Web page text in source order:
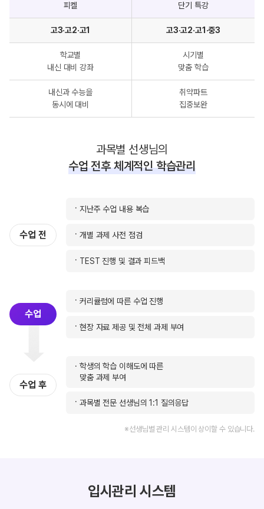
비교
피켈 단기 특강
고3·고2·고1 고3·고2·고1·중3
학교별
내신 대비 강좌
시기별
맞춤 학습
내신과 수능을
동시에 대비
취약파트
집중보완
과목별 선생님의
수업 전후 체계적인 학습관리
수업 전
지난주 수업 내용 복습
개별 과제 사전 점검
TEST 진행 및 결과 피드백
수업
커리큘럼에 따른 수업 진행
현장 자료 제공 및 전체 과제 부여
수업 후
학생의 학습 이해도에 따른
맞춤 과제 부여
과목별 전문 선생님의 1:1 질의응답
※선생님별 관리 시스템이 상이할 수 있습니다.
입시관리 시스템